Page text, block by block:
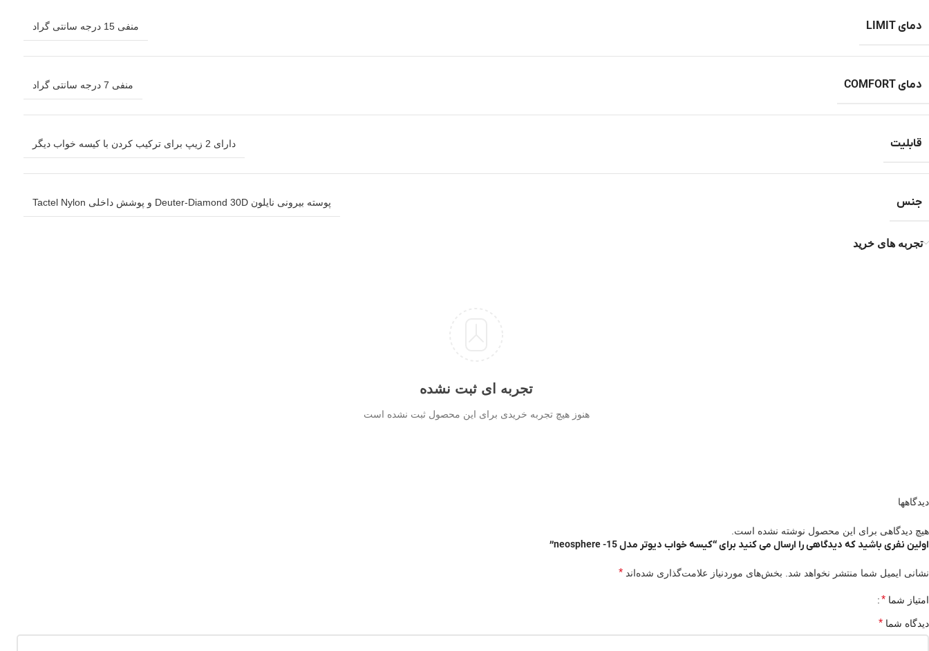
دمای LIMIT منفی 15 درجه سانتی گراد
دمای COMFORT منفی 7 درجه سانتی گراد
قابلیت دارای 2 زیپ برای ترکیب کردن با کیسه خواب دیگر
جنس پوسته بیرونی نایلون Deuter-Diamond 30D و پوشش داخلی Tactel Nylon
تجربه های خرید
تجربه ای ثبت نشده
هنوز هیچ تجربه خریدی برای این محصول ثبت نشده است
دیدگاهها
هیچ دیدگاهی برای این محصول نوشته نشده است.
اولین نفری باشید که دیدگاهی را ارسال می کنید برای “کیسه خواب دیوتر مدل neosphere -15”
نشانی ایمیل شما منتشر نخواهد شد. بخش‌های موردنیاز علامت‌گذاری شده‌اند *
امتیاز شما *
دیدگاه شما *